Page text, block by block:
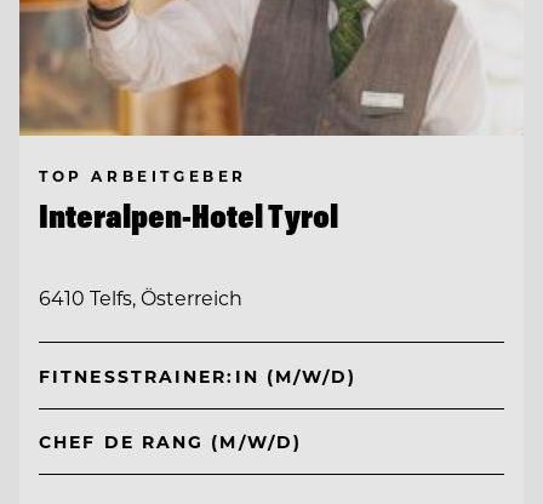
TOP ARBEITGEBER
Interalpen-Hotel Tyrol
6410 Telfs, Österreich
FITNESSTRAINER:IN (M/W/D)
CHEF DE RANG (M/W/D)